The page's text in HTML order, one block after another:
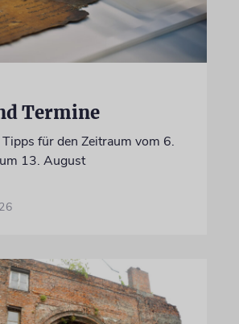
Termine
für den Zeitraum vom 6.
13. August